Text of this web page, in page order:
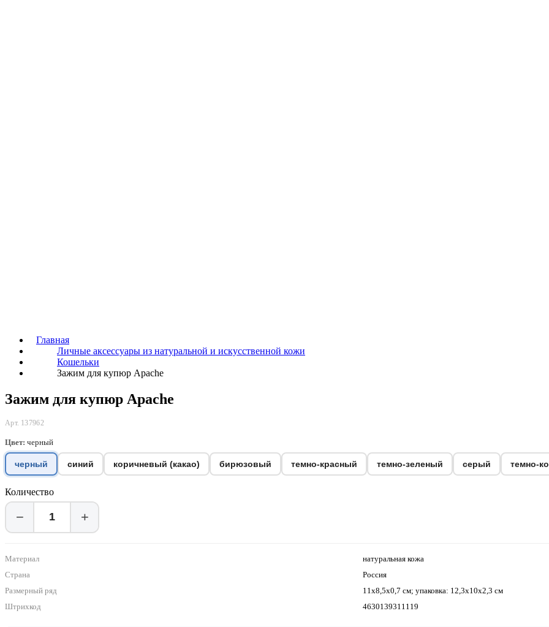
Главная
Личные аксессуары из натуральной и искусственной кожи
Кошельки
Зажим для купюр Apache
Зажим для купюр Apache
Арт. 137962
Цвет: черный
черный синий коричневый (какао) бирюзовый темно-красный темно-зеленый серый темно-
Количество
− +
Материал
натуральная кожа
Страна
Россия
Размерный ряд
11х8,5х0,7 см; упаковка: 12,3х10х2,3 см
Штрихкод
4630139311119